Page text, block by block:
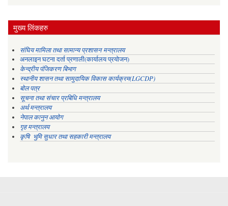
मुख्य लिंकहरु
संघिय मामिला तथा सामान्य प्रशासन मन्त्रालय
अनलाइन घटना दर्ता प्रणाली(कार्यालय प्रयोजन)
केन्द्रीय पंजिकरण बिभाग
स्थानीय शासन तथा सामुदायिक विकास कार्यक्रम(LGCDP)
बोल पत्र
सूचना तथा संचार प्रबिधि मन्त्रालय
अर्थ मन्त्रालय
नेपाल कानुन आयोग
गृह मन्त्रालय
कृषि भुमि सुधार तथा सहकारी मन्त्रालय